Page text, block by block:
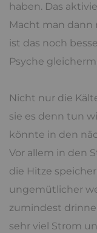
haben. Das
Macht man dann
ist das noch
Psyche
Nicht nur die
sie es denn tun
könnte in den
Vor allem in den
die Hitze
ungemütlicher
zumindest
sehr viel Strom